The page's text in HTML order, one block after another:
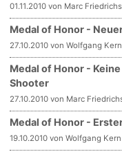
01.11.2010 von Marc Friedrichs
Medal of Honor -
27.10.2010 von Wolfgang Kern
Medal of Honor -
Shooter
27.10.2010 von Marc
Medal of Honor -
19.10.2010 von Wolfgang Kern